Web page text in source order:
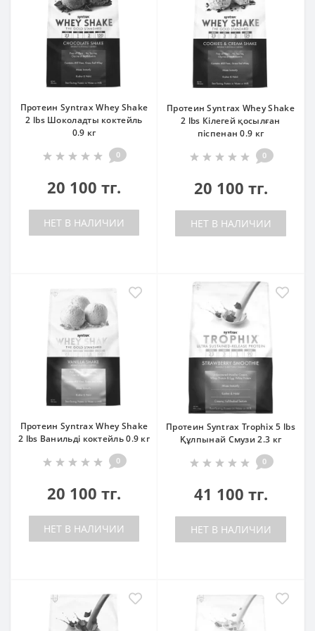
Протеин Syntrax Whey Shake
2 lbs Шоколадты коктейль
0.9 кг
0
20 100 тг.
НЕТ В НАЛИЧИИ
Протеин Syntrax Whey Shake
2 lbs Кілегей қосылған
піспенан 0.9 кг
0
20 100 тг.
НЕТ В НАЛИЧИИ
Протеин Syntrax Whey Shake
2 lbs Ванильді коктейль 0.9 кг
0
20 100 тг.
НЕТ В НАЛИЧИИ
Протеин Syntrax Trophix 5 lbs
Құлпынай Смузи 2.3 кг
0
41 100 тг.
НЕТ В НАЛИЧИИ